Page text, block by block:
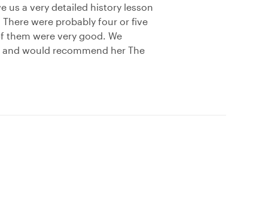
us a very detailed history lesson
were probably four or five
were very good. We
would recommend her The